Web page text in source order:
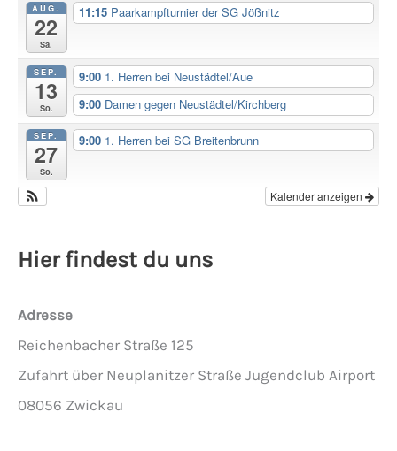
AUG.
22
Sa.
11:15 Paarkampfturnier der SG Jößnitz
SEP.
13
So.
9:00 1. Herren bei Neustädtel/Aue
9:00 Damen gegen Neustädtel/Kirchberg
SEP.
27
So.
9:00 1. Herren bei SG Breitenbrunn
Kalender anzeigen
Hier findest du uns
Adresse
Reichenbacher Straße 125
Zufahrt über Neuplanitzer Straße Jugendclub Airport
08056 Zwickau